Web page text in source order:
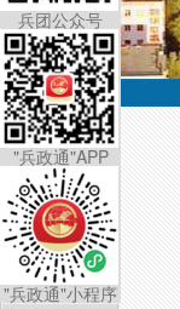
兵团公众号
"兵政通"APP
"兵政通"小程序